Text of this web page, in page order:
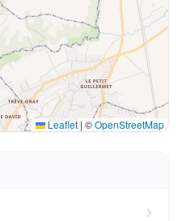
Leaflet | ©OpenStreetMap